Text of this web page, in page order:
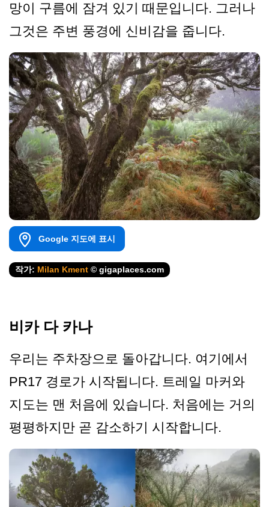
망이 구름에 잠겨 있기 때문입니다. 그러나
그것은 주변 풍경에 신비감을 줍니다.
Google 지도에 표시
작가: Milan Kment © gigaplaces.com
비카 다 카나
우리는 주차장으로 돌아갑니다. 여기에서
PR17 경로가 시작됩니다. 트레일 마커와
지도는 맨 처음에 있습니다. 처음에는 거의
평평하지만 곧 감소하기 시작합니다.